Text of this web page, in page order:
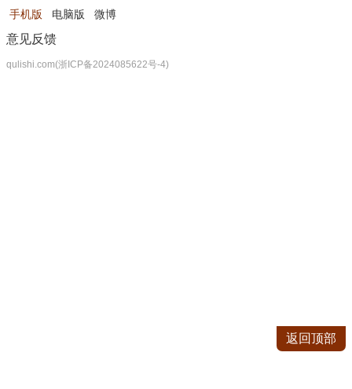
手机版 电脑版 微博
意见反馈
qulishi.com(浙ICP备2024085622号-4)
返回顶部